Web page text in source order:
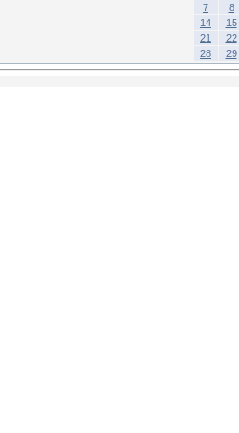
7
8
14
15
21
22
28
29